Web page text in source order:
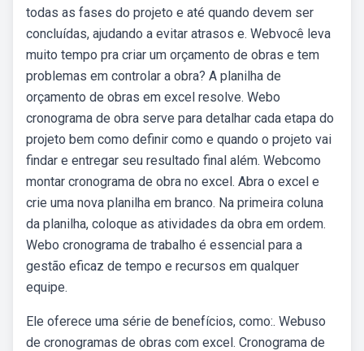
todas as fases do projeto e até quando devem ser
concluídas, ajudando a evitar atrasos e. Webvocê leva
muito tempo pra criar um orçamento de obras e tem
problemas em controlar a obra? A planilha de
orçamento de obras em excel resolve. Webo
cronograma de obra serve para detalhar cada etapa do
projeto bem como definir como e quando o projeto vai
findar e entregar seu resultado final além. Webcomo
montar cronograma de obra no excel. Abra o excel e
crie uma nova planilha em branco. Na primeira coluna
da planilha, coloque as atividades da obra em ordem.
Webo cronograma de trabalho é essencial para a
gestão eficaz de tempo e recursos em qualquer
equipe.
Ele oferece uma série de benefícios, como:. Webuso
de cronogramas de obras com excel. Cronograma de